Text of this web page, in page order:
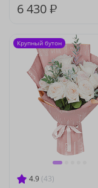
6 430 ₽
4.9 (43)
Крупный бутон